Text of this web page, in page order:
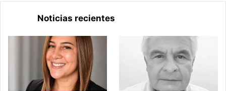
Noticias recientes